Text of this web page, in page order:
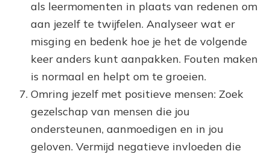
als leermomenten in plaats van redenen om
aan jezelf te twijfelen. Analyseer wat er
misging en bedenk hoe je het de volgende
keer anders kunt aanpakken. Fouten maken
is normaal en helpt om te groeien.
Omring jezelf met positieve mensen: Zoek
gezelschap van mensen die jou
ondersteunen, aanmoedigen en in jou
geloven. Vermijd negatieve invloeden die